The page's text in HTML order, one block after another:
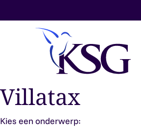
Villatax
Kies een onderwerp: